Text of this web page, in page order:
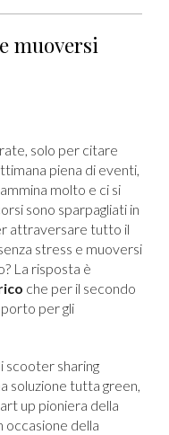
muoversi
solo per citare
piena di eventi,
molto e ci si
sono sparpagliati in
attraversare tutto il
stress e muoversi
La risposta è
che per il secondo
per gli
scooter sharing
soluzione tutta green,
up pioniera della
occasione della